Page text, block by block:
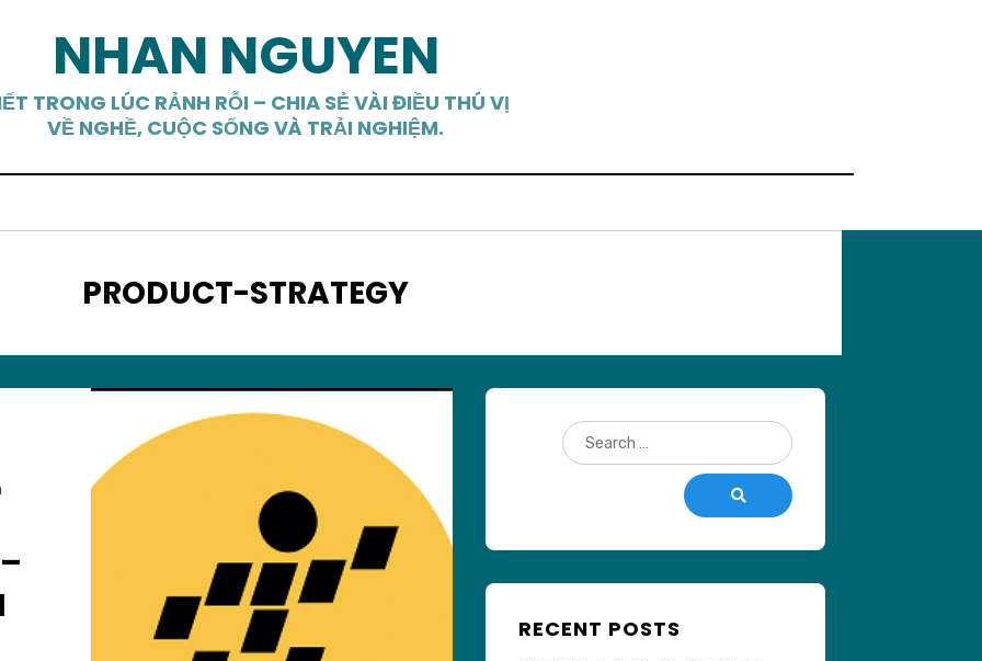
NHAN NGUYEN
TRONG LÚC RẢNH RỖI – CHIA SẺ VÀI ĐIỀU THÚ VỊ
VỀ NGHỀ, CUỘC SỐNG VÀ TRẢI NGHIỆM.
TAG
:
PRODUCT-STRATEGY
Search
for:
Search
RECENT POSTS